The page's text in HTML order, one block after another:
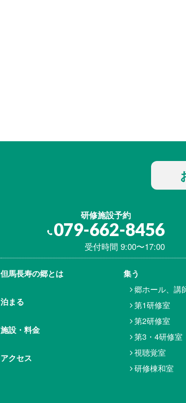
研修施設予約
079-662-8456
受付時間 9:00〜17:00
但馬⾧寿の郷とは
泊まる
施設・料金
アクセス
集う
郷ホール、講
第1研修室
第2研修室
第3・4研修室
視聴覚室
研修棟和室